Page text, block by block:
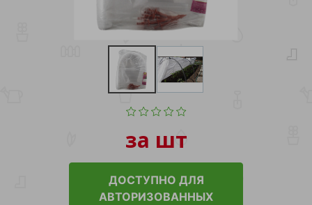
за шт
ДОСТУПНО ДЛЯ
АВТОРИЗОВАННЫХ